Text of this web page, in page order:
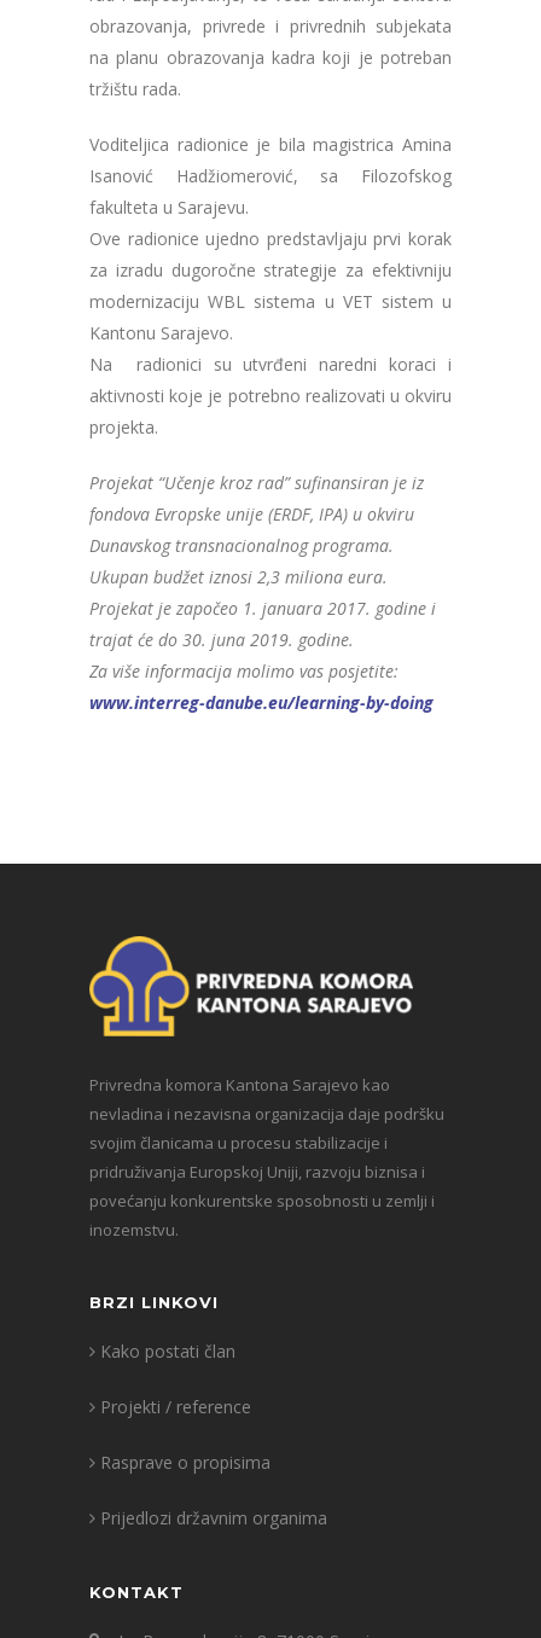
obrazovanja, privrede i privrednih subjekata
na planu obrazovanja kadra koji je potreban
tržištu rada.
Voditeljica radionice je bila magistrica Amina
Isanović Hadžiomerović, sa Filozofskog
fakulteta u Sarajevu.
Ove radionice ujedno predstavljaju prvi korak
za izradu dugoročne strategije za efektivniju
modernizaciju WBL sistema u VET sistem u
Kantonu Sarajevo.
Na radionici su utvrđeni naredni koraci i
aktivnosti koje je potrebno realizovati u okviru
projekta.
Projekat “Učenje kroz rad” sufinansiran je iz
fondova Evropske unije (ERDF, IPA) u okviru
Dunavskog transnacionalnog programa.
Ukupan budžet iznosi 2,3 miliona eura.
Projekat je započeo 1. januara 2017. godine i
trajat će do 30. juna 2019. godine.
Za više informacija molimo vas posjetite:
www.interreg-danube.eu/learning-by-doing
Privredna komora Kantona Sarajevo kao
nevladina i nezavisna organizacija daje podršku
svojim članicama u procesu stabilizacije i
pridruživanja Europskoj Uniji, razvoju biznisa i
povećanju konkurentske sposobnosti u zemlji i
inozemstvu.
BRZI LINKOVI
Kako postati član
Projekti / reference
Rasprave o propisima
Prijedlozi državnim organima
KONTAKT